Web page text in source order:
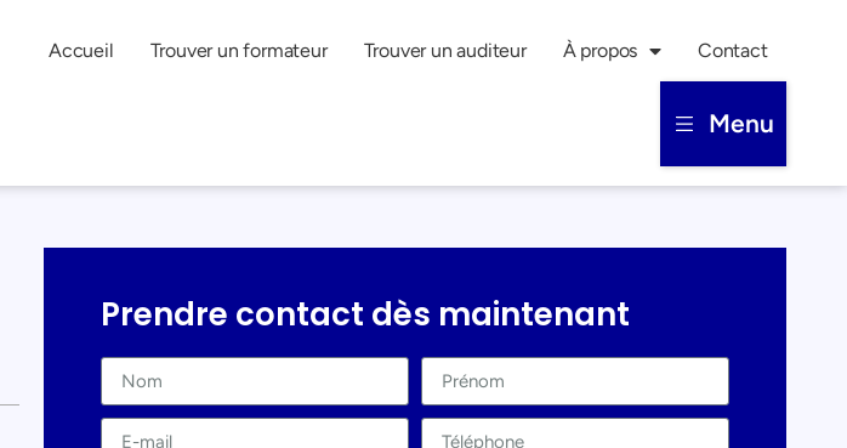
Accueil Trouver un formateur Trouver un auditeur À propos Contact
Menu
Prendre contact dès maintenant